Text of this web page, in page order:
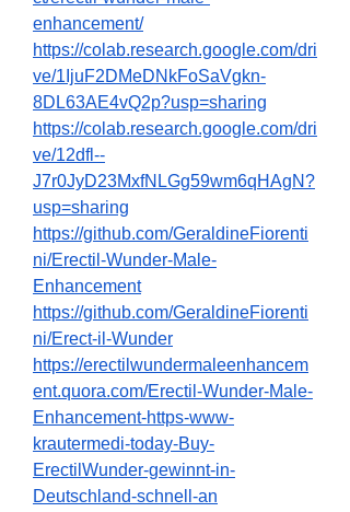
enhancement/
https://colab.research.google.com/dri
ve/1IjuF2DMeDNkFoSaVgkn-
8DL63AE4vQ2p?usp=sharing
https://colab.research.google.com/dri
ve/12dfl--
J7r0JyD23MxfNLGg59wm6qHAgN?
usp=sharing
https://github.com/GeraldineFiorenti
ni/Erectil-Wunder-Male-
Enhancement
https://github.com/GeraldineFiorenti
ni/Erect-il-Wunder
https://erectilwundermaleenhancem
ent.quora.com/Erectil-Wunder-Male-
Enhancement-https-www-
krautermedi-today-Buy-
ErectilWunder-gewinnt-in-
Deutschland-schnell-an